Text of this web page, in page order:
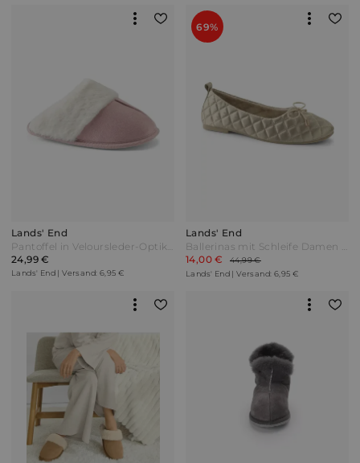
Lands' End
Pantoffel in Veloursleder-Optik Damen Pink by Lands' End
24,99 €
Lands' End | Versand: 6,95 €
69%
Lands' End
Ballerinas mit Schleife Damen Braun by Lands' End
14,00 €
44,99 €
Lands' End | Versand: 6,95 €